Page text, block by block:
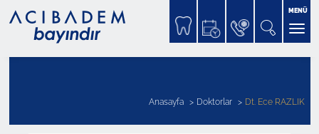
MENÜ
Anasayfa Doktorlar Dt. Ece RAZLIK